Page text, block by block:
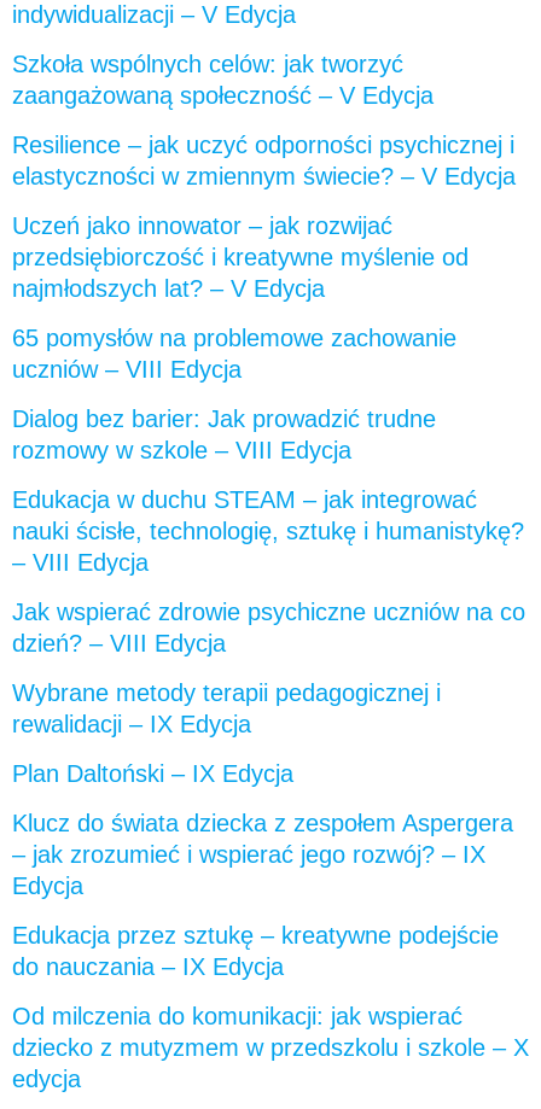
indywidualizacji – V Edycja
Szkoła wspólnych celów: jak tworzyć
zaangażowaną społeczność – V Edycja
Resilience – jak uczyć odporności psychicznej i
elastyczności w zmiennym świecie? – V Edycja
Uczeń jako innowator – jak rozwijać
przedsiębiorczość i kreatywne myślenie od
najmłodszych lat? – V Edycja
65 pomysłów na problemowe zachowanie
uczniów – VIII Edycja
Dialog bez barier: Jak prowadzić trudne
rozmowy w szkole – VIII Edycja
Edukacja w duchu STEAM – jak integrować
nauki ścisłe, technologię, sztukę i humanistykę?
– VIII Edycja
Jak wspierać zdrowie psychiczne uczniów na co
dzień? – VIII Edycja
Wybrane metody terapii pedagogicznej i
rewalidacji – IX Edycja
Plan Daltoński – IX Edycja
Klucz do świata dziecka z zespołem Aspergera
– jak zrozumieć i wspierać jego rozwój? – IX
Edycja
Edukacja przez sztukę – kreatywne podejście
do nauczania – IX Edycja
Od milczenia do komunikacji: jak wspierać
dziecko z mutyzmem w przedszkolu i szkole – X
edycja